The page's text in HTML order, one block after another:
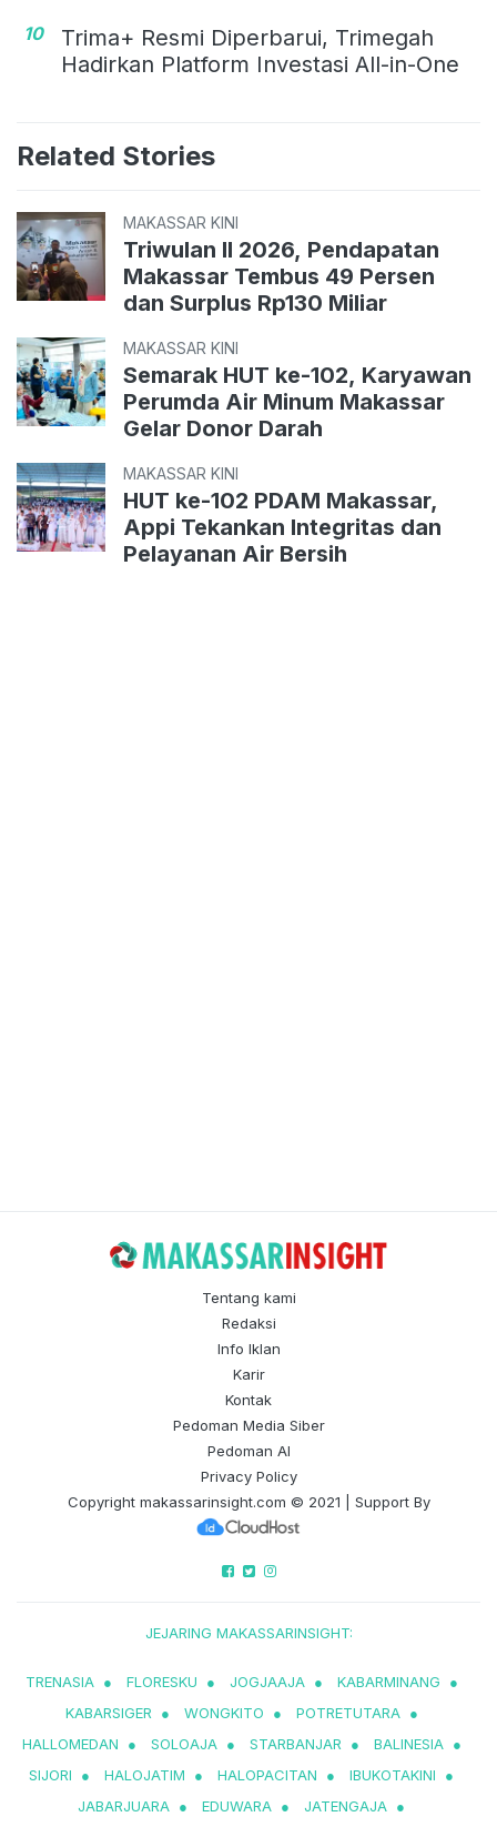
10
Trima+ Resmi Diperbarui, Trimegah
Hadirkan Platform Investasi All-in-One
Related Stories
MAKASSAR KINI
Triwulan II 2026, Pendapatan
Makassar Tembus 49 Persen
dan Surplus Rp130 Miliar
MAKASSAR KINI
Semarak HUT ke-102, Karyawan
Perumda Air Minum Makassar
Gelar Donor Darah
MAKASSAR KINI
HUT ke-102 PDAM Makassar,
Appi Tekankan Integritas dan
Pelayanan Air Bersih
Tentang kami
Redaksi
Info Iklan
Karir
Kontak
Pedoman Media Siber
Pedoman AI
Privacy Policy
Copyright makassarinsight.com © 2021 | Support By
JEJARING MAKASSARINSIGHT:
TRENASIA ● FLORESKU ● JOGJAAJA ● KABARMINANG
●
KABARSIGER ● WONGKITO ● POTRETUTARA ●
HALLOMEDAN
● SOLOAJA ● STARBANJAR ● BALINESIA ●
SIJORI
● HALOJATIM ● HALOPACITAN ● IBUKOTAKINI
●
JABARJUARA ● EDUWARA ● JATENGAJA ●